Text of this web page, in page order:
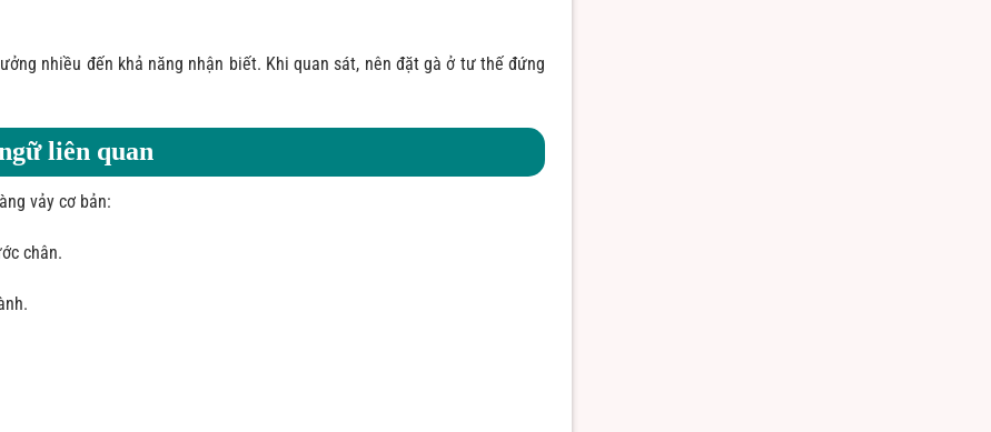
nhiều đến khả năng nhận biết. Khi quan sát, nên đặt gà ở tư thế đứng
liên quan
vảy cơ bản:
chân.